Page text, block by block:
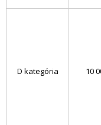
D kategória 10